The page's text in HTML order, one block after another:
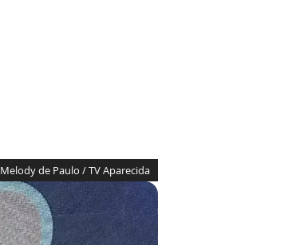
Melody de Paulo / TV Aparecida